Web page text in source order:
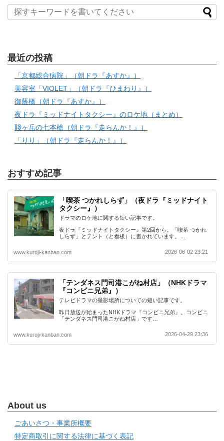
最近の投稿
「京都総合病院」（朝ドラ『あすか』）
美容室「VIOLET」（朝ドラ『ひまわり』）
御蔭橋（朝ドラ『あすか』）
夜ドラ『ミッドナイトタクシー』のロケ地（まとめ）
賤ヶ岳の七本槍（朝ドラ『走らんか！』）
「りり」（朝ドラ『走らんか！』）
おすすめ記事
「喫茶 つかれしらず」（夜ドラ『ミッドナイト
タクシー』）
ドラマのロケ地に関する短い記事です。
夜ドラ『ミッドナイトタクシー』第2回から。「喫茶 つかれ
しらず」とテント（と看板）に書かれています。…
www.kuroji-kanban.com 2026-06-02 23:21
「テンダネス門司港こがね村店」（NHKドラマ
『コンビニ兄弟』）
テレビドラマの撮影場所についての短い記事です。
昨日放送が始まったNHKドラマ『コンビニ兄弟』。コンビニ
「テンダネス門司港こがね村店」です…
www.kuroji-kanban.com 2026-04-29 23:36
About us
ごあいさつ・事業所概要
特定商取引に関する法律に基づく表記